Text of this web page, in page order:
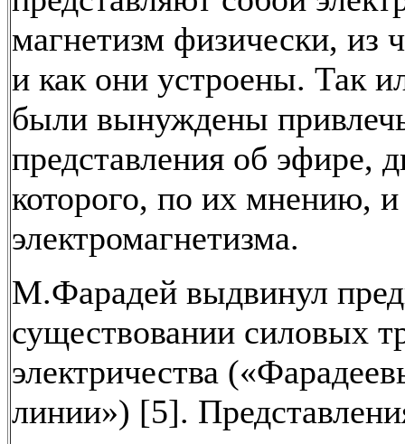
магнетизм физически, из
и как они устроены. Так
были вынуждены
представления об эфире,
которого, по их мнению,
электромагнетизма.
М.Фарадей выдвинул
существовании силовых
электричества
линии») [5].